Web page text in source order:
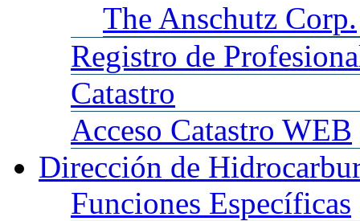
The Anschutz Corp.
Registro de
Catastro
Acceso Catastro WEB
Dirección de
Funciones Específicas